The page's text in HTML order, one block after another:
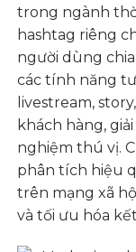
trong ngành
hashtag riêng
người dùng
các tính năng
livestream,
khách hàng,
nghiệm thú vị.
phân tích hiệu
trên mạng xã
và tối ưu hóa